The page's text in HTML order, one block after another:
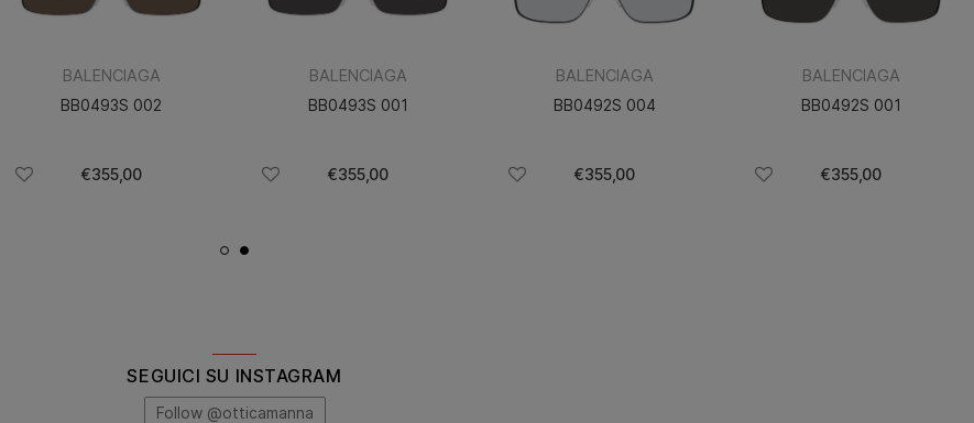
BALENCIAGA
BB0493S 002
€355,00
BALENCIAGA
BB0493S 001
€355,00
BALENCIAGA
BB0492S 004
€355,00
BALENCIAGA
BB0492S 001
€355,00
SEGUICI SU INSTAGRAM
Follow @otticamanna